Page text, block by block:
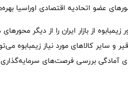
عضو اتحادیه اقتصادی اوراسیا
از بازار ایران را از دیگر
سایر کالاهای مورد نیاز زیمبابوه
آمادگی بررسی فرصت‌های